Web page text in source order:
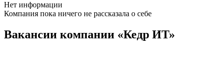
Нет информации
Компания пока ничего не рассказала о себе
Вакансии компании «Кедр ИТ»